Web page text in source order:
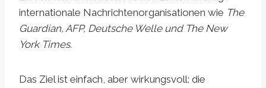
internationale Nachrichtenorganisationen wie The
Guardian, AFP, Deutsche Welle und The New
York Times.
Das Ziel ist einfach, aber wirkungsvoll: die